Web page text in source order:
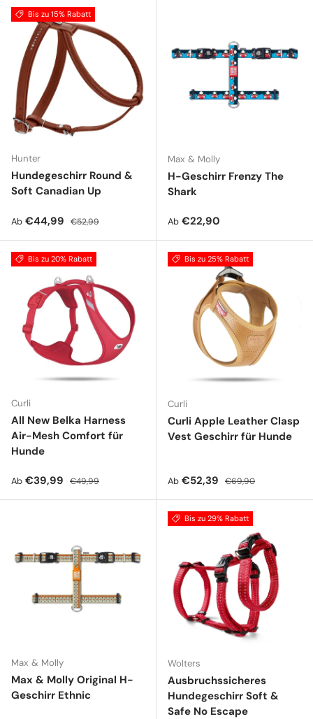
Bis zu 15% Rabatt
Hunter
Hundegeschirr Round &
Soft Canadian Up
Verkaufspreis
Ab €44,99 Normaler Preis
€52,99
Max & Molly
H-Geschirr Frenzy The
Shark
Normaler Preis
Ab €22,90
Bis zu 20% Rabatt
Curli
All New Belka Harness
Air-Mesh Comfort für
Hunde
Verkaufspreis
Ab €39,99 Normaler Preis
€49,99
Bis zu 25% Rabatt
Curli
Curli Apple Leather Clasp
Vest Geschirr für Hunde
Verkaufspreis
Ab €52,39 Normaler Preis
€69,90
Max & Molly
Max & Molly Original H-
Geschirr Ethnic
Bis zu 29% Rabatt
Wolters
Ausbruchssicheres
Hundegeschirr Soft &
Safe No Escape